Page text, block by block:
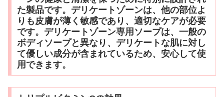
た製品です。デリケートゾーンは、他の部位よ
りも皮膚が薄く敏感であり、適切なケアが必要
です。デリケートゾーン専用ソープは、一般の
ボディソープと異なり、デリケートな肌に対し
て優しい成分が含まれているため、安心して使
用できます。